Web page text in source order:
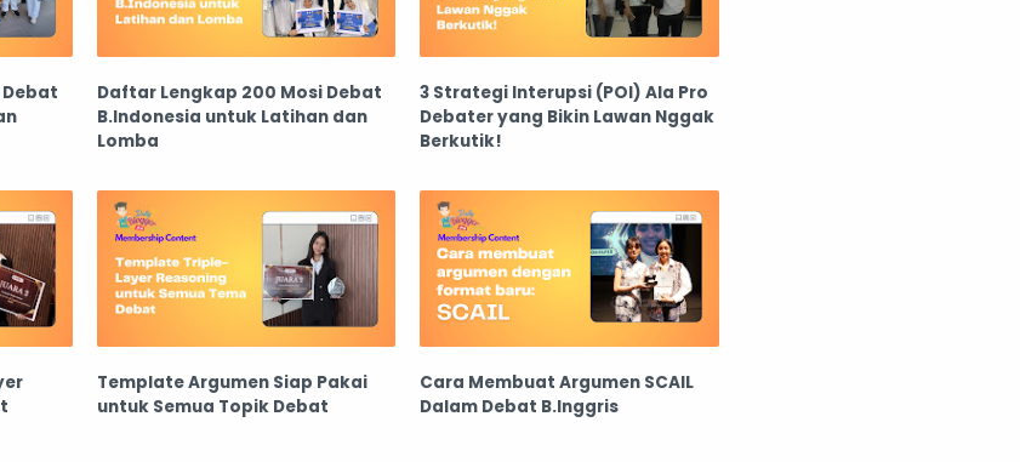
Daftar Lengkap 200 Mosi Debat
B.Indonesia untuk Latihan dan
Lomba
3 Strategi Interupsi (POI) Ala Pro
Debater yang Bikin Lawan Nggak
Berkutik!
Template Argumen Siap Pakai
untuk Semua Topik Debat
Cara Membuat Argumen SCAIL
Dalam Debat B.Inggris